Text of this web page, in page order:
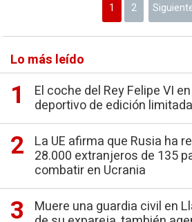
1 2
Lo más leído
El coche del Rey Felipe VI
deportivo de edición
La UE afirma que Rusia ha
28.000 extranjeros de 135
combatir en Ucrania
Muere una guardia civil en